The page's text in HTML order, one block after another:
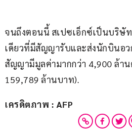
จนถึงตอนนี้ สเปซเอ็กซ์เป็นบริษั
เดียวที่มีสัญญารับและส่งนักบินอ
สัญญามีมูลค่ามากกว่า 4,900 ล้าน
159,789 ล้านบาท).
เครดิตภาพ : AFP